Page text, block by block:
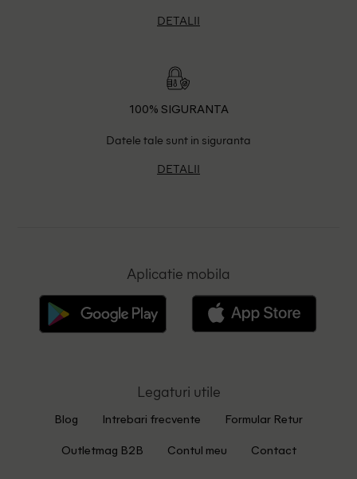
DETALII
100% SIGURANTA
Datele tale sunt in siguranta
DETALII
Aplicatie mobila
Legaturi utile
Blog Intrebari frecvente Formular Retur
Outletmag B2B Contul meu Contact